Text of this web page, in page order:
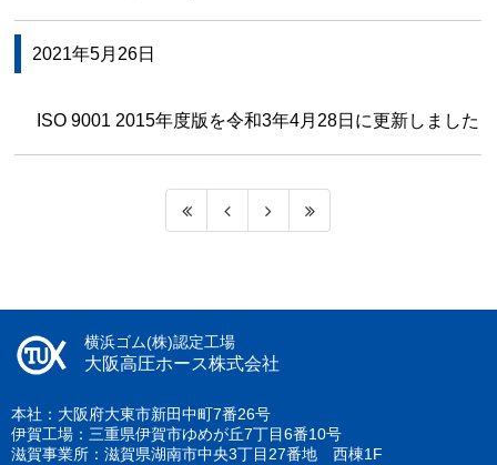
2021年5月26日
ISO 9001 2015年度版を令和3年4月28日に更新しました
横浜ゴム(株)認定工場
大阪高圧ホース株式会社
本社：大阪府大東市新田中町7番26号
伊賀工場：三重県伊賀市ゆめが丘7丁目6番10号
滋賀事業所：滋賀県湖南市中央3丁目27番地 西棟1F